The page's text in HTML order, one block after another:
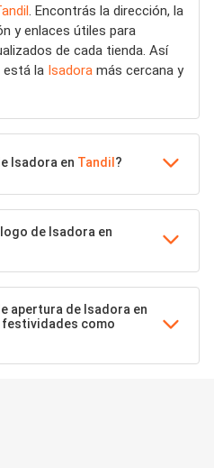
. Encontrás la dirección, la
y enlaces útiles para
de cada tienda. Así
está la Isadora más cercana y
Isadora en Tandil ?
de Isadora en
apertura de Isadora en
festividades como